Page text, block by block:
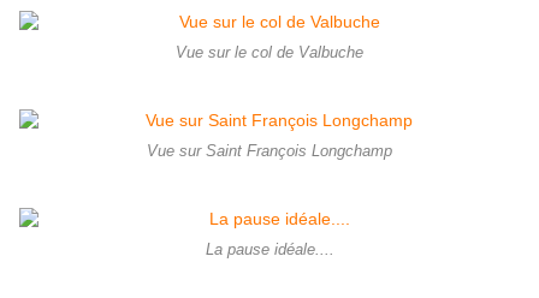
Vue sur le col de Valbuche
Vue sur Saint François Longchamp
La pause idéale....